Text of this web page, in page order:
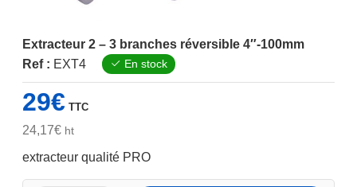
Extracteur 2 – 3 branches réversible 4″-100mm
Ref : EXT4 En stock
29€ TTC
24,17€ht
extracteur qualité PRO